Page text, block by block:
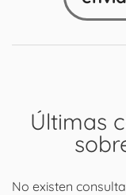
Últimas
No existen